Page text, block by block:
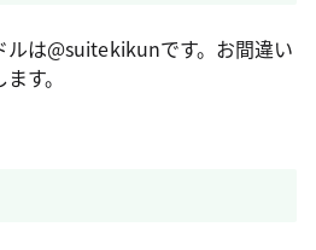
は@suitekikunです。お間違い
す。